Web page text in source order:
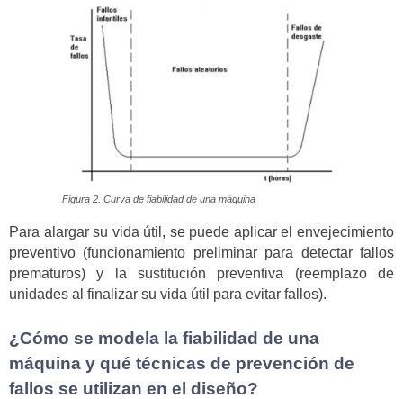
Figura 2. Curva de fiabilidad de una máquina
Para alargar su vida útil, se puede aplicar el envejecimiento
preventivo (funcionamiento preliminar para detectar fallos
prematuros) y la sustitución preventiva (reemplazo de
unidades al finalizar su vida útil para evitar fallos).
¿Cómo se modela la fiabilidad de una
máquina y qué técnicas de prevención de
fallos se utilizan en el diseño?